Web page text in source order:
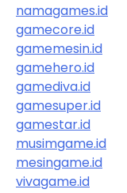
namagames.id
gamecore.id
gamemesin.id
gamehero.id
gamediva.id
gamesuper.id
gamestar.id
musimgame.id
mesingame.id
vivagame.id